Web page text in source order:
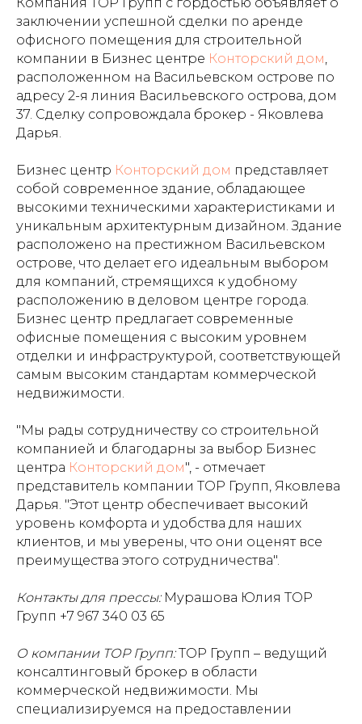
заключении успешной сделки по аренде
офисного помещения для строительной
компании в Бизнес центре Конторский дом
расположенном на Васильевском острове по
адресу 2-я линия Васильевского острова, дом
37. Сделку сопровождала брокер - Яковлева
Дарья.
Бизнес центр Конторский дом представляет
собой современное здание, обладающее
высокими техническими характеристиками и
уникальным архитектурным дизайном. Здание
расположено на престижном Васильевском
острове, что делает его идеальным выбором
для компаний, стремящихся к удобному
расположению в деловом центре города.
Бизнес центр предлагает современные
офисные помещения с высоким уровнем
отделки и инфраструктурой, соответствующей
самым высоким стандартам коммерческой
недвижимости.
"Мы рады сотрудничеству со строительной
компанией и благодарны за выбор Бизнес
центра Конторский дом", - отмечает
представитель компании ТОР Групп, Яковлева
Дарья. "Этот центр обеспечивает высокий
уровень комфорта и удобства для наших
клиентов, и мы уверены, что они оценят все
преимущества этого сотрудничества".
Контакты для прессы:Мурашова Юлия ТОР
Групп +7 967 340 03 65
О компании ТОР Групп:ТОР Групп – ведущий
консалтинговый брокер в области
коммерческой недвижимости. Мы
специализируемся на предоставлении